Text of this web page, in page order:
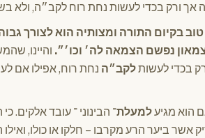
ורק בכדי לעשות נחת רוח לקב״ה, ולא
בקיום התורה ומצותיה הוא לצורך
נפשם הצמאה לה׳ וכו׳״. והיינו,
בכדי לעשותלקב״ה נחת רוח, אפילו אם
הוא מגיעלמעלת־ הבינוני ־ עובד אלקים.
אשר ביער הרע מקרבו – חלקו או כולו,